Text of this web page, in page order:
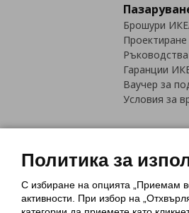
Брошури
Ръководства
Гаранции
Ваучер за
Условия за
Политика за
С избиране на опцията „Приемам
активности. При избор на